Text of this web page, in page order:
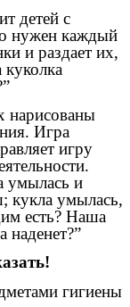
детей с
нужен каждый
и раздает их,
нарисованы
Игра
игру
умылась и
кукла умылась,
есть? Наша
наденет?”
гигиены